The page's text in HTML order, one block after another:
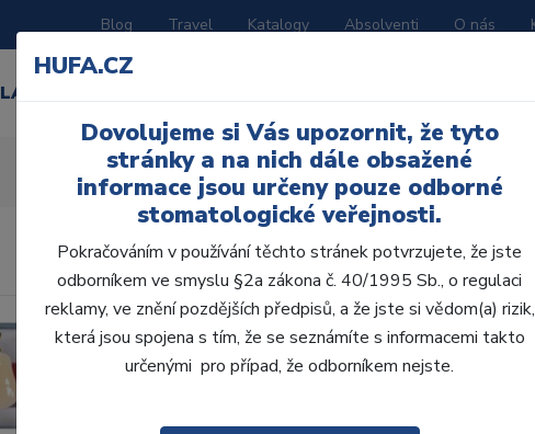
Blog Travel Katalogy Absolventi O nás
LABORATOŘ
AcryRock 1x28 S53-
• Dvouvrstvé velmi estetické pryskyřičné
zub.• Díky použití speciální pryskyřice
HUFA.CZ
Dovolujeme si Vás upozornit, že tyto
stránky a na nich dále obsažené
informace jsou určeny pouze odborné
stomatologické veřejnosti.
Pokračováním v používání těchto stránek potvrzujete, že jste
odborníkem ve smyslu §2a zákona č. 40/1995 Sb., o regulaci
reklamy, ve znění pozdějších předpisů, a že jste si vědom(a) rizik,
která jsou spojena s tím, že se seznámíte s informacemi takto
určenými pro případ, že odborníkem nejste.